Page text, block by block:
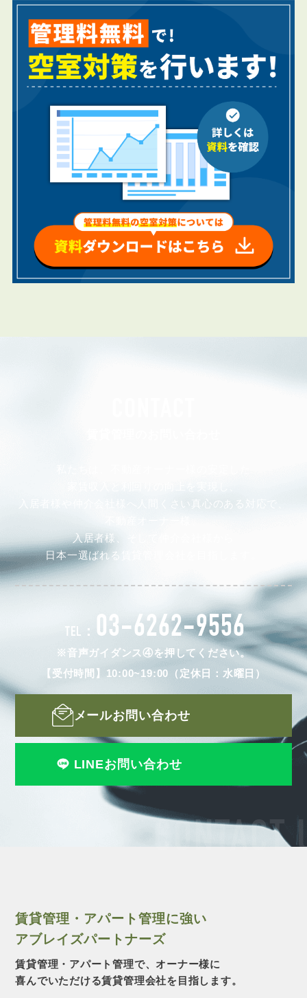
CONTACT
入居者様や仲介会社様へ人間くさい真心のある対応で、
入居者様、そして仲介会社様から
日本一選ばれる賃貸管理会社を目指します。
TEL： 03-6262-9556
※音声ガイダンス④を押してください。
【受付時間】10:00~19:00（定休日：水曜日）
メールお問い合わせ
LINEお問い合わせ
賃貸管理・アパート管理に強い
アブレイズパートナーズ
賃貸管理・アパート管理で、オーナー様に
喜んでいただける賃貸管理会社を目指します。